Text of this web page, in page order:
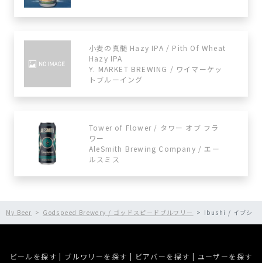
小麦の真髄 Hazy IPA / Pith Of Wheat
Hazy IPA
Y. MARKET BREWING / ワイマーケッ
トブルーイング
Tower of Flower / タワー オブ フラ
ワー
AleSmith Brewing Company / エー
ルスミス
My Beer Godspeed Brewery / ゴッドスピードブルワリー Ibushi / イブシ
ビールを探す | ブルワリーを探す | ビアバーを探す | ユーザーを探す